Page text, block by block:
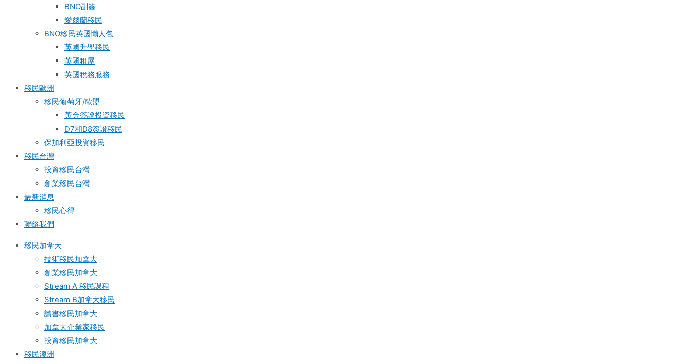
BNO副簽
愛爾蘭移民
BNO移民英國懶人包
英國升學移民
英國租屋
英國稅務服務​
移民歐洲
移民葡萄牙/歐盟
黃金簽證投資移民
D7和D8簽證移民
保加利亞投資移民
移民台灣
投資移民台灣
創業移民台灣
最新消息
移民心得
聯絡我們
移民加拿大
技術移民加拿大
創業移民加拿大
Stream A 移民課程
Stream B加拿大移民
讀書移民加拿大
加拿大企業家移民
投資移民加拿大
移民澳洲